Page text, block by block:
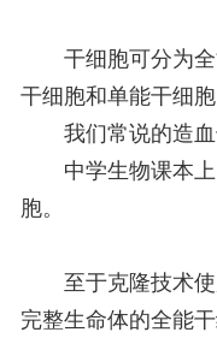
干细胞可分为
干细胞和单能干细胞
我们常说的造
中学生物课本
胞。
至于克隆技术
完整生命体的全能